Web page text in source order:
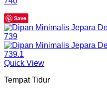
Save
Quick View
Tempat Tidur